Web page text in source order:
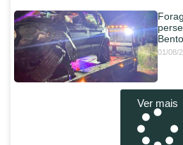
01/08/
Ver mais